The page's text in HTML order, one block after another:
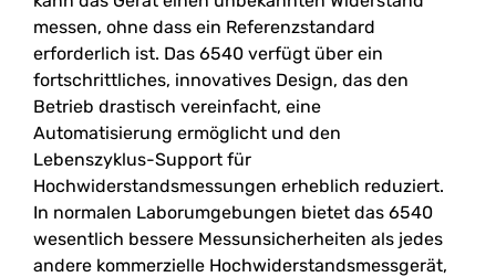
messen, ohne dass ein Referenzstandard
erforderlich ist. Das 6540 verfügt über ein
fortschrittliches, innovatives Design, das den
Betrieb drastisch vereinfacht, eine
Automatisierung ermöglicht und den
Lebenszyklus-Support für
Hochwiderstandsmessungen erheblich reduziert.
In normalen Laborumgebungen bietet das 6540
wesentlich bessere Messunsicherheiten als jedes
andere kommerzielle Hochwiderstandsmessgerät,